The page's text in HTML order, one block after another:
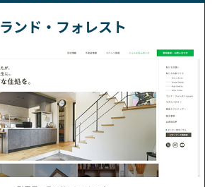
ランド・フォレスト